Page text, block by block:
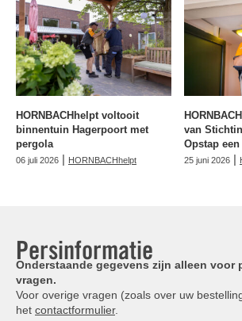
HORNBACHhelpt voltooit
binnentuin Hagerpoort met
pergola
06 juli 2026 | HORNBACHhelpt
van
Opstap
25 juni 2026 |
Persinformatie
Onderstaande gegevens zijn alleen voor
vragen.
Voor overige vragen (zoals over uw
het contactformulier.